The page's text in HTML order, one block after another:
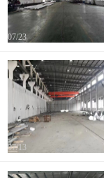
07/23
07/13